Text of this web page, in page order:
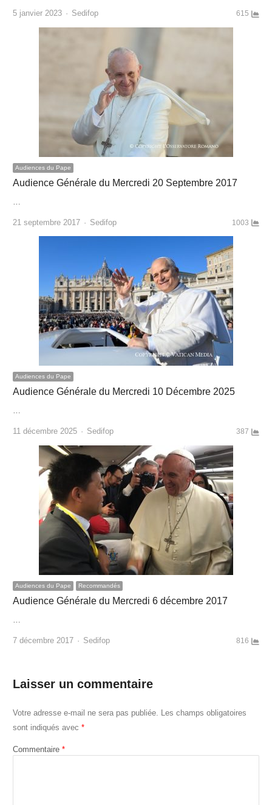
5 janvier 2023 Author
Sedifop 615
Audiences du Pape
Audience Générale du Mercredi 20 Septembre 2017
21 septembre 2017 Author
Sedifop 1003
Audiences du Pape
Audience Générale du Mercredi 10 Décembre 2025
…
11 décembre 2025 Author
Sedifop 387
Audiences du Pape Recommandés
Audience Générale du Mercredi 6 décembre 2017
…
7 décembre 2017 Author
Sedifop 816
Laisser un commentaire
Votre adresse e-mail ne sera pas publiée.
Les champs obligatoires
sont indiqués avec *
Commentaire *